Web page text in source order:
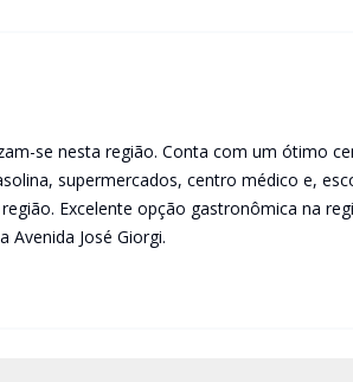
se nesta região. Conta com um ótimo
supermercados, centro médico e,
Excelente opção gastronômica na
Avenida José Giorgi.